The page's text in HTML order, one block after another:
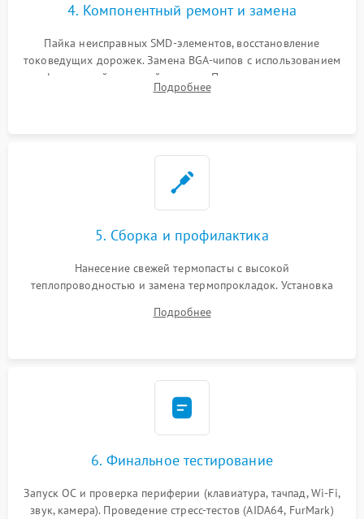
4. Компонентный ремонт и замена
Пайка неисправных SMD-элементов, восстановление
токоведущих дорожек. Замена BGA-чипов с использованием
инфракрасной паяльной станции. Прошивка микросхемы
BIOS или замена поврежденных портов USB
Подробнее
5. Сборка и профилактика
Нанесение свежей термопасты с высокой
теплопроводностью и замена термопрокладок. Установка
шлейфов, модулей памяти и накопителей. Предварительная
Подробнее
6. Финальное тестирование
Запуск ОС и проверка периферии (клавиатура, тачпад, Wi-Fi,
звук, камера). Проведение стресс-тестов (AIDA64, FurMark)